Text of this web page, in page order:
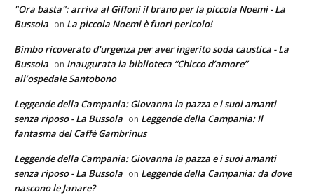
"Ora basta": arriva al Giffoni il brano per la piccola Noemi - La
Bussola on La piccola Noemi è fuori pericolo!
Bimbo ricoverato d'urgenza per aver ingerito soda caustica - La
Bussola on Inaugurata la biblioteca “Chicco d’amore”
all’ospedale Santobono
Leggende della Campania: Giovanna la pazza e i suoi amanti
senza riposo - La Bussola on Leggende della Campania: Il
fantasma del Caffè Gambrinus
Leggende della Campania: Giovanna la pazza e i suoi amanti
senza riposo - La Bussola on Leggende della Campania: da dove
nascono le Janare?